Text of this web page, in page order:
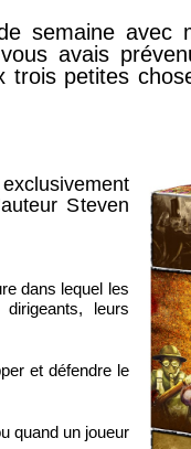
semaine avec
avais
petites
Steven
dans lequel les
leurs
et défendre le
quand un joueur